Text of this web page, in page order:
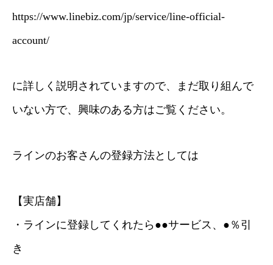
https://www.linebiz.com/jp/service/line-official-
account/
に詳しく説明されていますので、まだ取り組んで
いない方で、興味のある方はご覧ください。
ラインのお客さんの登録方法としては
【実店舗】
・ラインに登録してくれたら●●サービス、●％引
き